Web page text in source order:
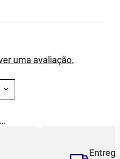
uma avaliação.